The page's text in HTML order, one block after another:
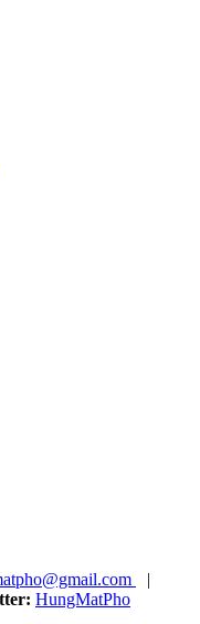
|
HungMatPho